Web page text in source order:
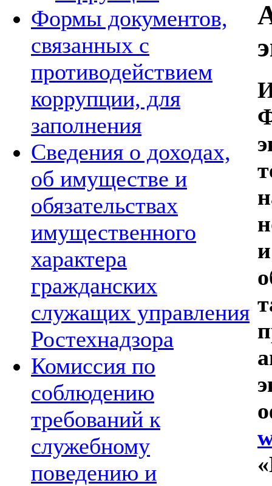
Формы документов,
связанных с
противодействием
коррупции, для
заполнения
Сведения о доходах,
об имуществе и
обязательствах
имущественного
характера
гражданских
служащих управления
Ростехнадзора
Комиссия по
соблюдению
требований к
служебному
поведению и